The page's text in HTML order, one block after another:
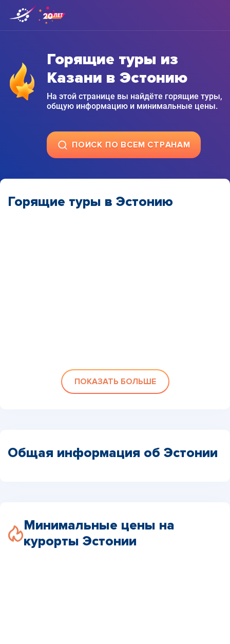
Горящие туры из
Казани в Эстонию
На этой странице вы найдёте горящие туры,
общую информацию и минимальные цены.
ПОИСК ПО ВСЕМ СТРАНАМ
Горящие туры в Эстонию
ПОКАЗАТЬ БОЛЬШЕ
Общая информация об Эстонии
Минимальные цены на
курорты Эстонии